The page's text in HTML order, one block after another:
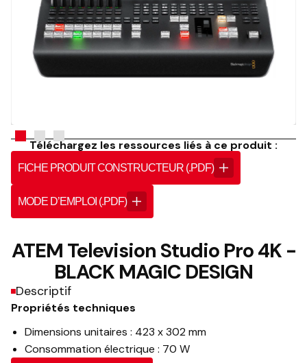
Téléchargez les ressources liés à ce produit :
FICHE PRODUIT CONSTRUCTEUR (.PDF)
MODE D’EMPLOI (.PDF)
ATEM Television Studio Pro 4K -
BLACK MAGIC DESIGN
Descriptif
Propriétés techniques
Dimensions unitaires : 423 x 302 mm
Consommation électrique : 70 W